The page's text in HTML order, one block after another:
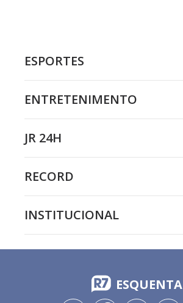
ESPORTES
ENTRETENIMENTO
JR 24H
RECORD
INSTITUCIONAL
ESQUENTA